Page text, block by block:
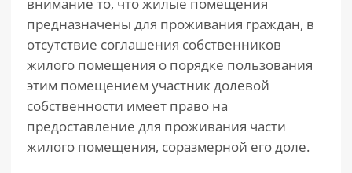
предназначены для проживания граждан, в
отсутствие соглашения собственников
жилого помещения о порядке пользования
этим помещением участник долевой
собственности имеет право на
предоставление для проживания части
жилого помещения, соразмерной его доле.